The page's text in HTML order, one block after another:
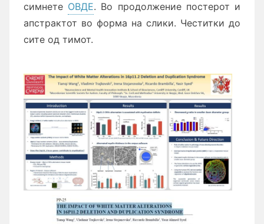
симнете ОВДЕ. Во продолжение постерот и
апстрактот во форма на слики. Честитки до
сите од тимот.